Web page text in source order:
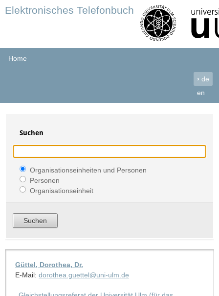
Elektronisches Telefonbuch
Home
› de
en
Suchen
Organisationseinheiten und Personen
Personen
Organisationseinheit
Güttel, Dorothea, Dr.
E-Mail: dorothea.guettel@uni-ulm.de